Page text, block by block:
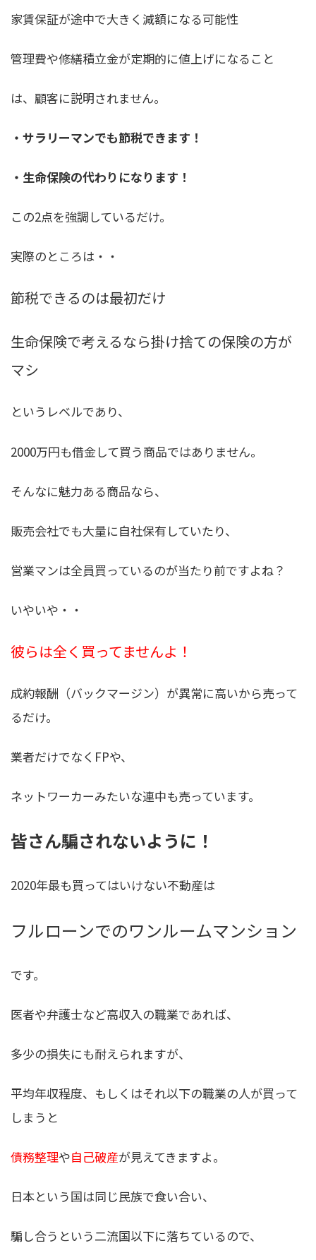
家賃保証が途中で大きく減額になる可能性
管理費や修繕積立金が定期的に値上げになること
は、顧客に説明されません。
・サラリーマンでも節税できます！
・生命保険の代わりになります！
この2点を強調しているだけ。
実際のところは・・
節税できるのは最初だけ
生命保険で考えるなら掛け捨ての保険の方が
マシ
というレベルであり、
2000万円も借金して買う商品ではありません。
そんなに魅力ある商品なら、
販売会社でも大量に自社保有していたり、
営業マンは全員買っているのが当たり前ですよね？
いやいや・・
彼らは全く買ってませんよ！
成約報酬（バックマージン）が異常に高いから売って
るだけ。
業者だけでなくFPや、
ネットワーカーみたいな連中も売っています。
皆さん騙されないように！
2020年最も買ってはいけない不動産は
フルローンでのワンルームマンション
です。
医者や弁護士など高収入の職業であれば、
多少の損失にも耐えられますが、
平均年収程度、もしくはそれ以下の職業の人が買って
しまうと
債務整理や自己破産が見えてきますよ。
日本という国は同じ民族で食い合い、
騙し合うという二流国以下に落ちているので、